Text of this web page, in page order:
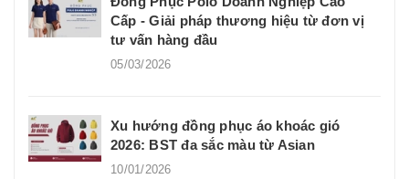
Cấp - Giải pháp thương hiệu từ đơn vị
tư vấn hàng đầu
05/03/2026
Xu hướng đồng phục áo khoác gió
2026: BST đa sắc màu từ Asian
10/01/2026